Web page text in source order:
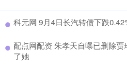
科元网 9月4日长汽转债下跌
配点网配资 朱孝天自曝已删除
了她